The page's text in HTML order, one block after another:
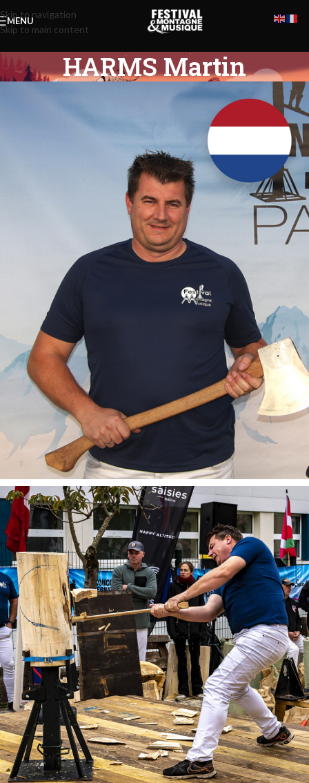
Skip to navigation
Skip to main content
MENU
HARMS Martin